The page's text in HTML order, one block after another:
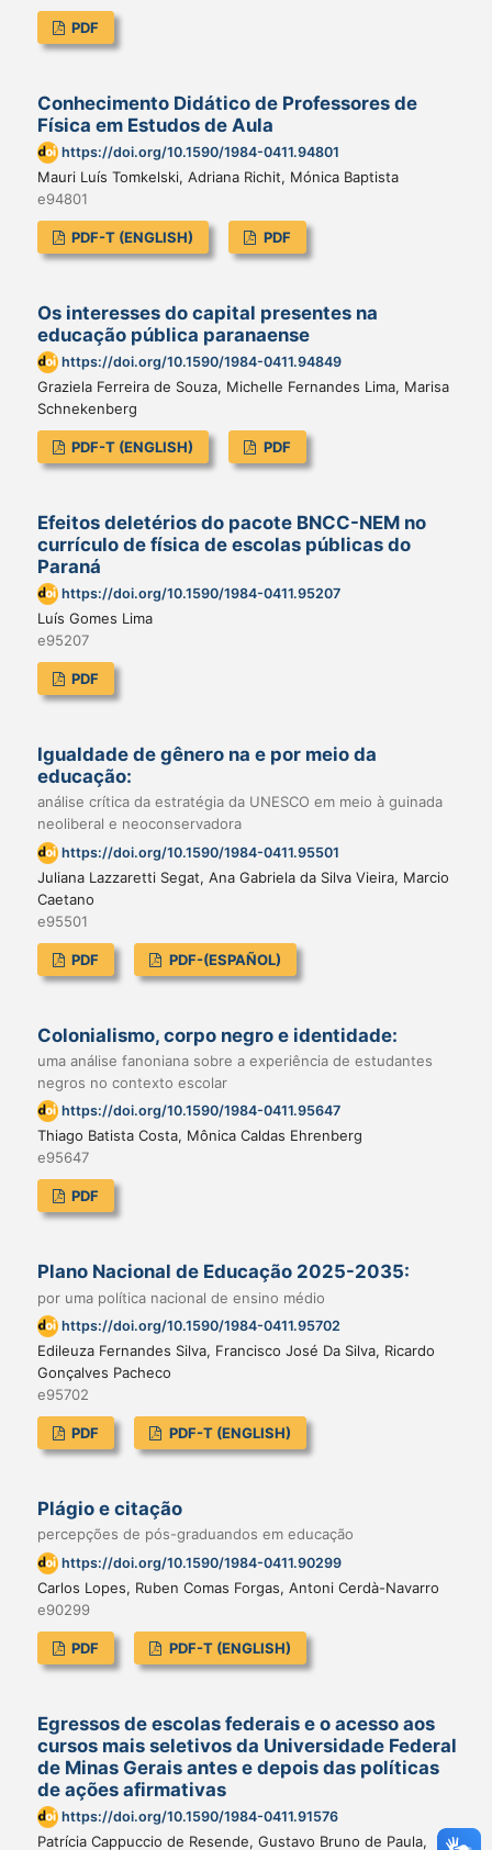
PDF
Conhecimento Didático de Professores de
Física em Estudos de Aula
https://doi.org/10.1590/1984-0411.94801
Mauri Luís Tomkelski, Adriana Richit, Mónica Baptista
e94801
PDF-T (ENGLISH) PDF
Os interesses do capital presentes na
educação pública paranaense
https://doi.org/10.1590/1984-0411.94849
Graziela Ferreira de Souza, Michelle Fernandes Lima, Marisa
Schnekenberg
PDF-T (ENGLISH) PDF
Efeitos deletérios do pacote BNCC-NEM no
currículo de física de escolas públicas do
Paraná
https://doi.org/10.1590/1984-0411.95207
Luís Gomes Lima
e95207
PDF
Igualdade de gênero na e por meio da
educação:
análise crítica da estratégia da UNESCO em meio à guinada
neoliberal e neoconservadora
https://doi.org/10.1590/1984-0411.95501
Juliana Lazzaretti Segat, Ana Gabriela da Silva Vieira, Marcio
Caetano
e95501
PDF PDF-(ESPAÑOL)
Colonialismo, corpo negro e identidade:
uma análise fanoniana sobre a experiência de estudantes
negros no contexto escolar
https://doi.org/10.1590/1984-0411.95647
Thiago Batista Costa, Mônica Caldas Ehrenberg
e95647
PDF
Plano Nacional de Educação 2025-2035:
por uma política nacional de ensino médio
https://doi.org/10.1590/1984-0411.95702
Edileuza Fernandes Silva, Francisco José Da Silva, Ricardo
Gonçalves Pacheco
e95702
PDF PDF-T (ENGLISH)
Plágio e citação
percepções de pós-graduandos em educação
https://doi.org/10.1590/1984-0411.90299
Carlos Lopes, Ruben Comas Forgas, Antoni Cerdà-Navarro
e90299
PDF PDF-T (ENGLISH)
Egressos de escolas federais e o acesso aos
cursos mais seletivos da Universidade Federal
de Minas Gerais antes e depois das políticas
de ações afirmativas
https://doi.org/10.1590/1984-0411.91576
Patrícia Cappuccio de Resende, Gustavo Bruno de Paula,